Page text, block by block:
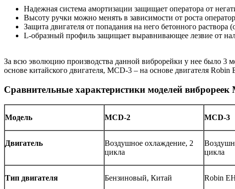
Надежная система амортизации защищает оператора от
Высоту ручки можно менять в зависимости от роста
Защита двигателя от попадания на него бетонного
L-образный профиль защищает выравнивающее лезвие от
За всю эволюцию производства данной виброрейки у нее было 3
основе китайского двигателя, MСD-3 – на основе двигателя
Сравнительные характеристики моделей виброреек
Модель MСD-2 MСD-3
Двигатель
Воздушное охлаждение, 2
цикла
цикла
Тип двигателя Бензиновый, Китай Robin